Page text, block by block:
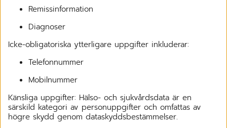
Remissinformation
Diagnoser
Icke-obligatoriska ytterligare uppgifter inkluderar:
Telefonnummer
Mobilnummer
Känsliga uppgifter: Hälso- och sjukvårdsdata är en
särskild kategori av personuppgifter och omfattas av
högre skydd genom dataskyddsbestämmelser.